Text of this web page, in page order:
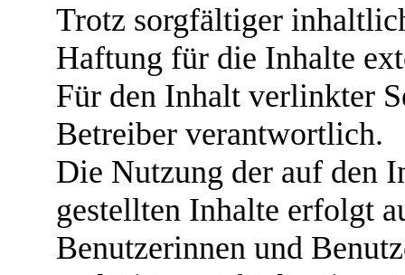
Trotz sorgfältiger
Haftung für die Inhalte
Für den Inhalt verlinkter
Betreiber verantwortlich.
Die Nutzung der auf den
gestellten Inhalte erfolgt
Benutzerinnen und